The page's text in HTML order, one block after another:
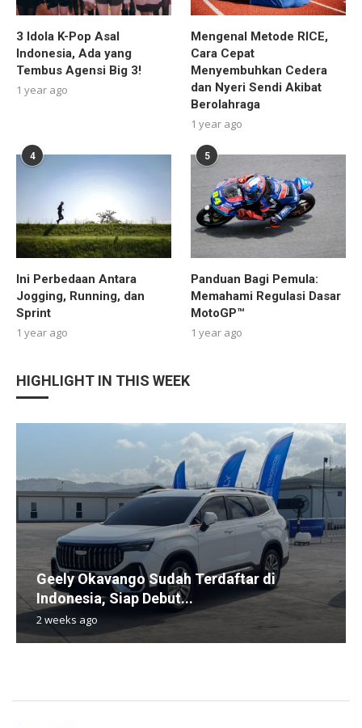
3 Idola K-Pop Asal
Indonesia, Ada yang
Tembus Agensi Big 3!
1 year ago
Mengenal Metode RICE,
Cara Cepat
Menyembuhkan Cedera
dan Nyeri Sendi Akibat
Berolahraga
1 year ago
4
Ini Perbedaan Antara
Jogging, Running, dan
Sprint
1 year ago
5
Panduan Bagi Pemula:
Memahami Regulasi Dasar
MotoGP™
1 year ago
HIGHLIGHT IN THIS WEEK
Geely Okavango Sudah Terdaftar di
Indonesia, Siap Debut...
2 weeks ago